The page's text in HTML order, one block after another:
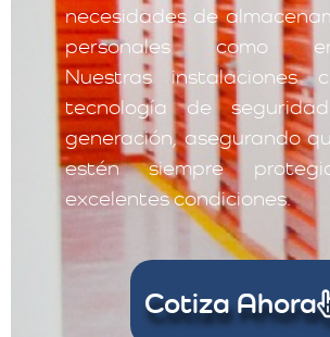
necesidades de
personales como
Nuestras instalaciones
tecnología de
generación, asegurando
estén siempre
excelentes condiciones.
Cotiza Ahora